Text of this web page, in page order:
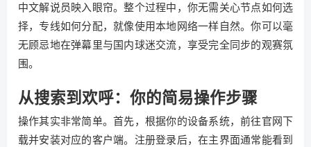
中文解说员映入眼帘。整个过程中，你无需关心节点如何选
择，专线如何分配，就像使用本地网络一样自然。你可以毫
无顾忌地在弹幕里与国内球迷交流，享受完全同步的观赛氛
围。
从搜索到欢呼：你的简易操作步骤
操作其实非常简单。首先，根据你的设备系统，前往官网下
载并安装对应的客户端。注册登录后，在主界面通常能看到